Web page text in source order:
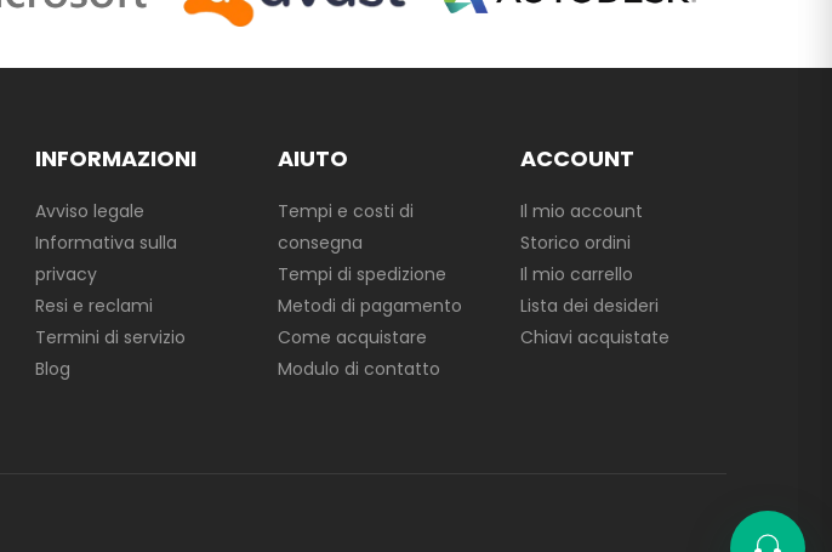
INFORMAZIONI
Avviso legale
Informativa sulla
privacy
Resi e reclami
Termini di servizio
Blog
AIUTO
Tempi e costi di
consegna
Tempi di spedizione
Metodi di pagamento
Come acquistare
Modulo di contatto
ACCOUNT
Il mio account
Storico ordini
Il mio carrello
Lista dei desideri
Chiavi acquistate